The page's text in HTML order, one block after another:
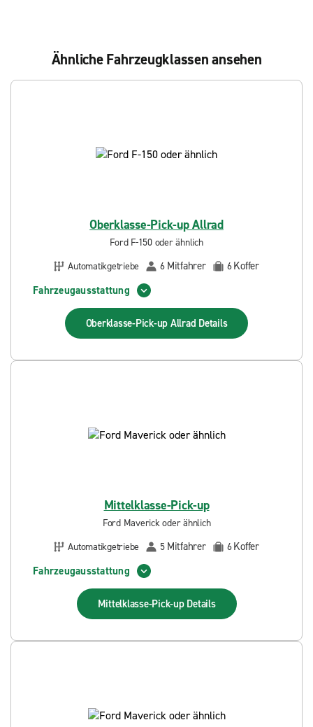
Ähnliche Fahrzeugklassen ansehen
Oberklasse-Pick-up Allrad
Ford F-150 oder ähnlich
Automatikgetriebe
6 Mitfahrer 6Koffer
Fahrzeugausstattung
Oberklasse-Pick-up Allrad Details
Mittelklasse-Pick-up
Ford Maverick oder ähnlich
Automatikgetriebe
5 Mitfahrer 6Koffer
Fahrzeugausstattung
Mittelklasse-Pick-up Details